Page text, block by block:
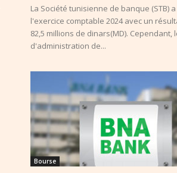
La Société tunisienne de banque (STB)
l'exercice comptable 2024 avec un
82,5 millions de dinars(MD). Cependant,
d'administration de...
Bourse